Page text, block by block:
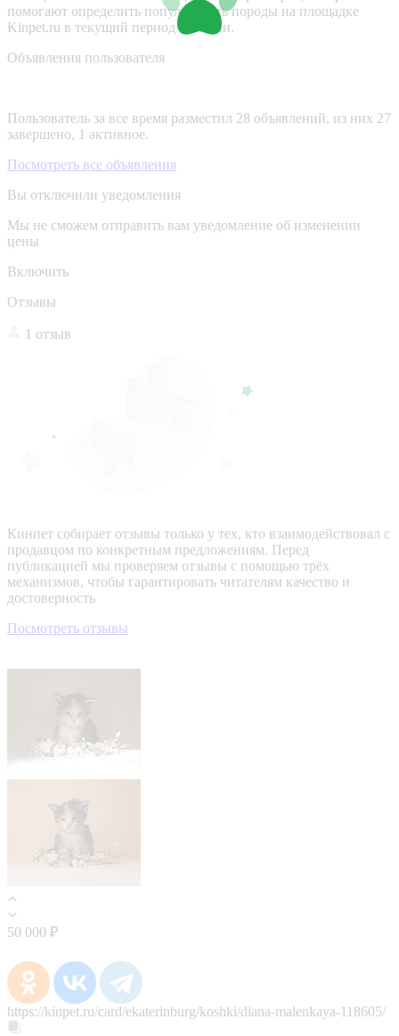
помогают определить популярность породы на площадке
Kinpet.ru в текущий период времени.
Объявления пользователя
Пользователь за все время разместил 28 объявлений, из них 27
завершено, 1 активное.
Посмотреть все объявления
Вы отключили уведомления
Мы не сможем отправить вам уведомление об изменении
цены
Включить
Отзывы
1 отзыв
Кинпет собирает отзывы только у тех, кто взаимодействовал с
продавцом по конкретным предложениям. Перед
публикацией мы проверяем отзывы с помощью трёх
механизмов, чтобы гарантировать читателям качество и
достоверность
Посмотреть отзывы
50 000 ₽
https://kinpet.ru/card/ekaterinburg/koshki/diana-malenkaya-118605/